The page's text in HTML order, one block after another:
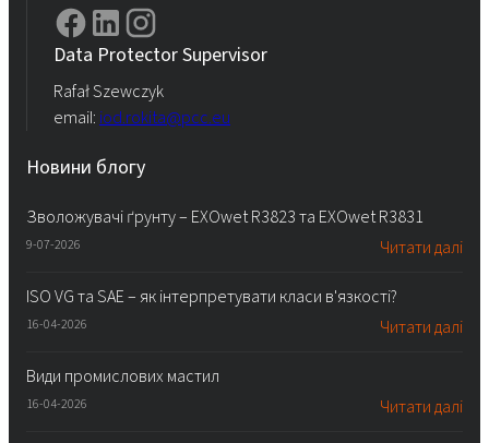
Data Protector Supervisor
Rafał Szewczyk
email: iod.rokita@pcc.eu
Новини блогу
Зволожувачі ґрунту – EXOwet R3823 та EXOwet R3831
9-07-2026 Читати далі
ISO VG та SAE – як інтерпретувати класи в'язкості?
16-04-2026 Читати далі
Види промислових мастил
16-04-2026 Читати далі